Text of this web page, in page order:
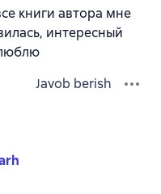
книги автора мне
интересный
Javob berish